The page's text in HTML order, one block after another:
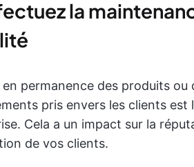
la
en permanence des produits
pris envers les clients
Cela a un impact sur la
de vos clients.